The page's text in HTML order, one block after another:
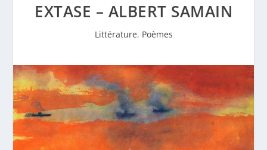
EXTASE – ALBERT SAMAIN
Littérature, Poèmes